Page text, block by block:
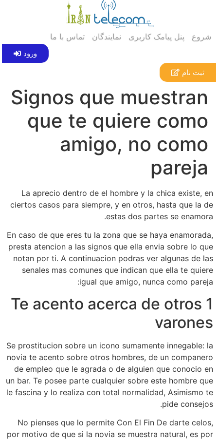
شروع پنل پیامک کاربری نمایندگان تماس با ما
ورود
ثبت نام
Signos que muestran
que te quiere como
amigo, no como
pareja
La aprecio dentro de el hombre y la chica existe, en
ciertos casos para siempre, y en otros, hasta que la de
estas dos partes se enamora.
En caso de que eres tu la zona que se haya enamorada,
presta atencion a las signos que ella envia sobre lo que
notan por ti. A continuacion podras ver algunas de las
senales mas comunes que indican que ella te quiere
igual que amigo, nunca como pareja:
1 Te acento acerca de otros
varones
Se prostitucion sobre un icono sumamente innegable: la
novia te acento sobre otros hombres, de un companero
de empleo que le agrada o de alguien que conocio en
un bar. Te posee parte cualquier sobre este hombre que
le fascina y lo realiza con total normalidad, Asimismo te
pide consejos.
No pienses que lo permite Con El Fin De darte celos,
por motivo de que si la novia se muestra natural, es por